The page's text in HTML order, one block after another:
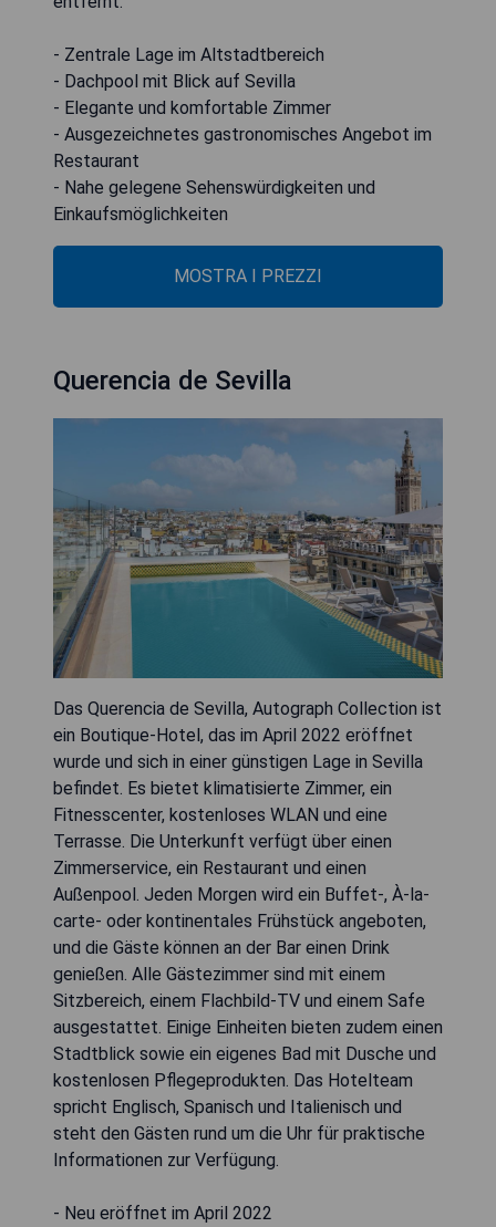
- Zentrale Lage im Altstadtbereich
- Dachpool mit Blick auf Sevilla
- Elegante und komfortable Zimmer
- Ausgezeichnetes gastronomisches Angebot im
Restaurant
- Nahe gelegene Sehenswürdigkeiten und
Einkaufsmöglichkeiten
MOSTRA I PREZZI
Querencia de Sevilla
Das Querencia de Sevilla, Autograph Collection ist
ein Boutique-Hotel, das im April 2022 eröffnet
wurde und sich in einer günstigen Lage in Sevilla
befindet. Es bietet klimatisierte Zimmer, ein
Fitnesscenter, kostenloses WLAN und eine
Terrasse. Die Unterkunft verfügt über einen
Zimmerservice, ein Restaurant und einen
Außenpool. Jeden Morgen wird ein Buffet-, À-la-
carte- oder kontinentales Frühstück angeboten,
und die Gäste können an der Bar einen Drink
genießen. Alle Gästezimmer sind mit einem
Sitzbereich, einem Flachbild-TV und einem Safe
ausgestattet. Einige Einheiten bieten zudem einen
Stadtblick sowie ein eigenes Bad mit Dusche und
kostenlosen Pflegeprodukten. Das Hotelteam
spricht Englisch, Spanisch und Italienisch und
steht den Gästen rund um die Uhr für praktische
Informationen zur Verfügung.
- Neu eröffnet im April 2022